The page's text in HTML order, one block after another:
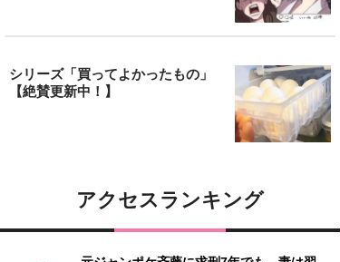
シリーズ「買ってよかったもの」
【絶賛更新中！】
アクセスランキング